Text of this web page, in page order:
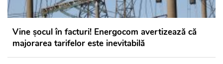
Vine șocul în facturi! Energocom avertizează că
majorarea tarifelor este inevitabilă